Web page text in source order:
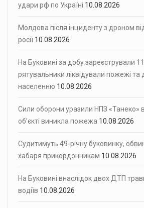
удари рф по Україні 10.08.2026
Молдова після інциденту з дроном
росії 10.08.2026
На Буковині за добу зареєстрували
рятувальники ліквідували пожежі та
населенню 10.08.2026
Сили оборони уразили НПЗ «Танеко»
об’єкті виникла пожежа 10.08.2026
Судитимуть 49-річну буковинку,
хабаря прикордонникам 10.08.2026
На Буковині внаслідок двох ДТП
водіїв 10.08.2026